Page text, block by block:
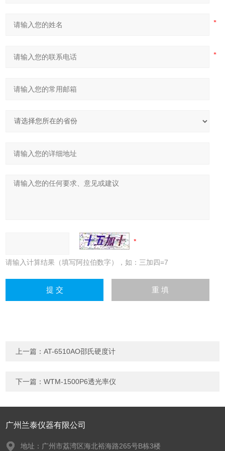
请输入计算结果（填写阿拉伯数字），如：三加四=7
上一篇：AT-6510AO邵氏硬度计
下一篇：WTM-1500P6透光率仪
广州兰泰仪器有限公司
地址：广州市荔湾区海北裕海路265号B栋3楼